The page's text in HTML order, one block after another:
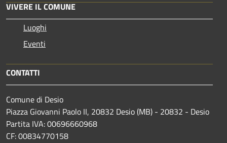
VIVERE IL COMUNE
Luoghi
Eventi
CONTATTI
Comune di Desio
Piazza Giovanni Paolo II, 20832 Desio (MB) - 20832 - Desio
Partita IVA: 00696660968
CF: 00834770158